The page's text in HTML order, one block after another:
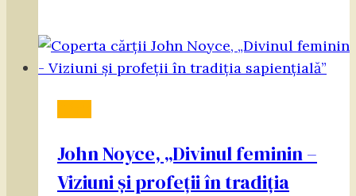
CELOR
TREI
John Noyce, „Divinul feminin –
Viziuni și profeții în tradiția